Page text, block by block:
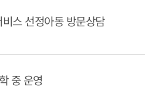
스 선정아동 방문상담
중 운영